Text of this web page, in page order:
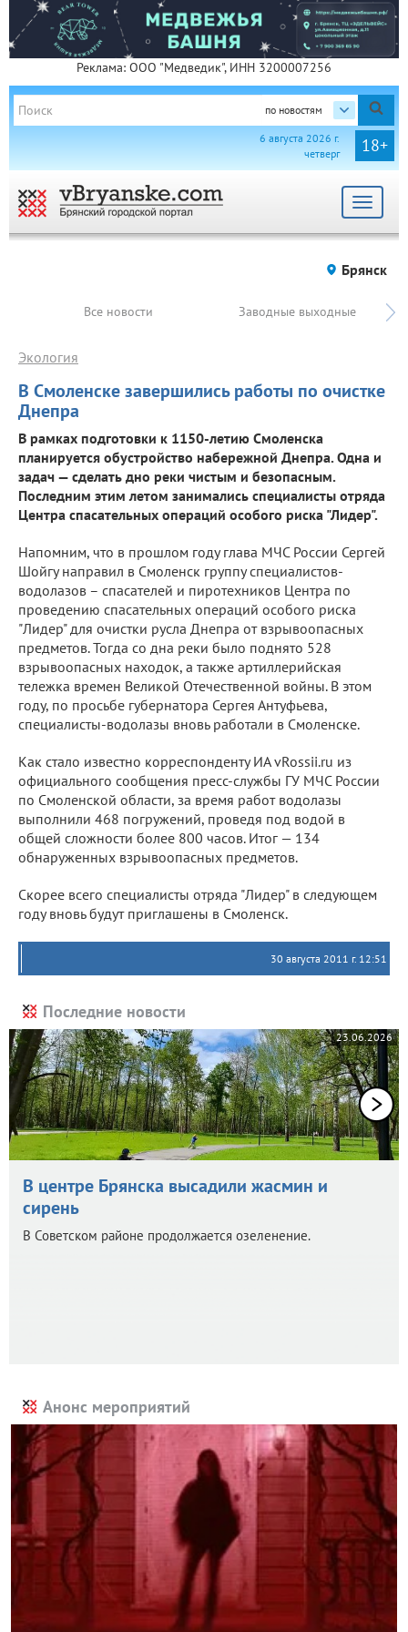
Реклама: ООО "Медведик", ИНН 3200007256
по новостям
18+
6 августа 2026 г.
четверг
Toggle
Брянск
Все новости Заводные выходные
В Смоленске завершились работы по очистке
Днепра
Экология
В рамках подготовки к 1150-летию Смоленска
планируется обустройство набережной Днепра. Одна и
задач — сделать дно реки чистым и безопасным.
Последним этим летом занимались специалисты отряда
Центра спасательных операций особого риска "Лидер".
Напомним, что в прошлом году глава МЧС России Сергей
Шойгу направил в Смоленск группу специалистов-
водолазов – спасателей и пиротехников Центра по
проведению спасательных операций особого риска
"Лидер" для очистки русла Днепра от взрывоопасных
предметов. Тогда со дна реки было поднято 528
взрывоопасных находок, а также артиллерийская
тележка времен Великой Отечественной войны. В этом
году, по просьбе губернатора Сергея Антуфьева,
специалисты-водолазы вновь работали в Смоленске.
Как стало известно корреспонденту ИА vRossii.ru из
официального сообщения пресс-службы ГУ МЧС России
по Смоленской области, за время работ водолазы
выполнили 468 погружений, проведя под водой в
общей сложности более 800 часов. Итог — 134
обнаруженных взрывоопасных предметов.
Скорее всего специалисты отряда "Лидер" в следующем
году вновь будут приглашены в Смоленск.
30 августа 2011 г. 12:51
Последние новости
23.06.2026
В центре Брянска высадили жасмин и
сирень
В Советском районе продолжается озеленение.
Анонс мероприятий